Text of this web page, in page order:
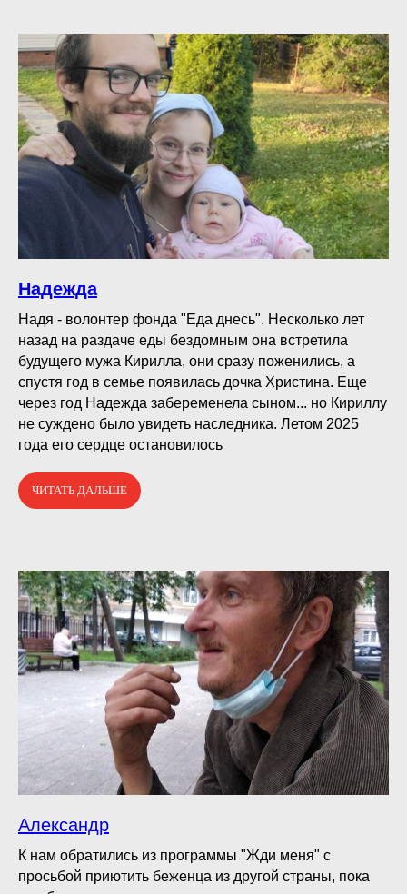
Надежда
Надя - волонтер фонда "Еда днесь". Несколько лет
назад на раздаче еды бездомным она встретила
будущего мужа Кирилла, они сразу поженились, а
спустя год в семье появилась дочка Христина. Еще
через год Надежда забеременела сыном... но Кириллу
не суждено было увидеть наследника. Летом 2025
года его сердце остановилось
ЧИТАТЬ ДАЛЬШЕ
Александр
К нам обратились из программы "Жди меня" с
просьбой приютить беженца из другой страны, пока